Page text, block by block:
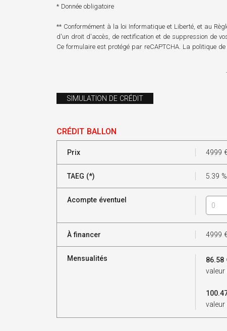
* Donnée obligatoire
** Conformément à la loi Informatique et Liberté, et au
d'un droit d'accès, de rectification et de suppression de
Ce formulaire est protégé par reCAPTCHA. La politique
SIMULATION DE CRÉDIT
CRÉDIT BALLON
Prix 4999
TAEG (*) 5.39 %
Acompte éventuel
À financer 4999
Mensualités 86.58
valeur
valeur